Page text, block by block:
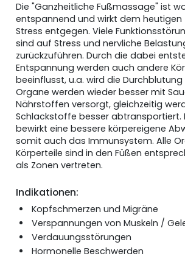
Die "Ganzheitliche Fußmassage" ist
entspannend und wirkt dem heutigen
Stress entgegen. Viele
sind auf Stress und nervliche
zurückzuführen. Durch die dabei
Entspannung werden auch andere
beeinflusst, u.a. wird die
Organe werden wieder besser mit
Nährstoffen versorgt, gleichzeitig
Schlackstoffe besser abtransportiert.
bewirkt eine bessere körpereigene
somit auch das Immunsystem. Alle
Körperteile sind in den Füßen
als Zonen vertreten.
Indikationen:
Kopfschmerzen und Migräne
Verspannungen von Muskeln /
Verdauungsstörungen
Hormonelle Beschwerden